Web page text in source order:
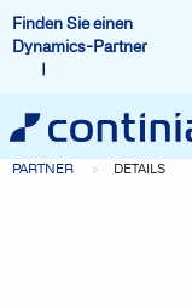
Finden Sie einen
Dynamics-Partner
PARTNER DETAILS